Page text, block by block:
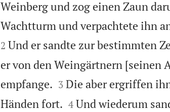
Weinberg und zog einen Zaun
Wachtturm und verpachtete ihn
2 Und er sandte zur bestimmten
er von den Weingärtnern [seinen
empfange.
3 Die aber ergriffen
Händen fort.
4 Und wiederum